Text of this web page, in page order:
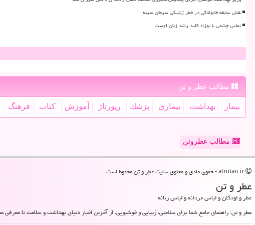
نقش سابقه خانوادگی در خطر ژنتیکی سرطان سینه
تماس چشمی با نوزاد کلید رشد زبان اوست
مطالب عطر و تن
بیمار بهداشت بیماری پزشك رپورتاژ آموزش كتاب فرهنگ
مطالب عطروتن
عطر و تن
عطر و اودکلن و لباس مردانه و لباس زنانه
عطر و تن: راهنمای جامع شما برای سلامتی، زیبایی و خوشبویی. از آخرین اخبار دنیای بهداشت و سلامت تا معرفی